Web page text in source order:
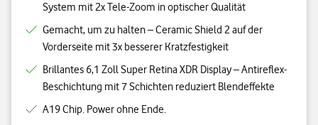
System mit 2x Tele-Zoom in optischer Qualität
Gemacht, um zu halten – Ceramic Shield 2 auf der
Vorderseite mit 3x besserer Kratzfestigkeit
Brillantes 6,1 Zoll Super Retina XDR Display – Antireflex-
Beschichtung mit 7 Schichten reduziert Blendeffekte
A19 Chip. Power ohne Ende.